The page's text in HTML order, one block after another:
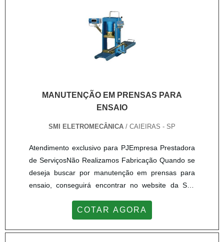
MANUTENÇÃO EM PRENSAS PARA
ENSAIO
SMI ELETROMECÂNICA / CAIEIRAS - SP
Atendimento exclusivo para PJEmpresa Prestadora
de ServiçosNão Realizamos Fabricação Quando se
deseja buscar por manutenção em prensas para
ensaio, conseguirá encontrar no website da SMI
qualificada do mercado e conhecendo a
questão é manutenção em prensas para ensaio,
COTAR AGORA